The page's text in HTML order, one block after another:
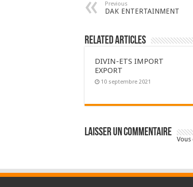
Previous
DAK ENTERTAINMENT
Related Articles
DIVIN-ETS IMPORT
EXPORT
10 septembre 2021
Laisser un commentaire
Vous